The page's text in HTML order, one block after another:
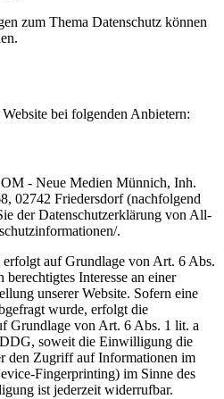
zum Thema Datenschutz können
bei folgenden Anbietern:
- Neue Medien Münnich, Inh.
02742 Friedersdorf (nachfolgend
der Datenschutzerklärung von All-
.
auf Grundlage von Art. 6 Abs.
Interesse an einer
unserer Website. Sofern eine
wurde, erfolgt die
Grundlage von Art. 6 Abs. 1 lit. a
soweit die Einwilligung die
den Zugriff auf Informationen im
Fingerprinting) im Sinne des
ist jederzeit widerrufbar.